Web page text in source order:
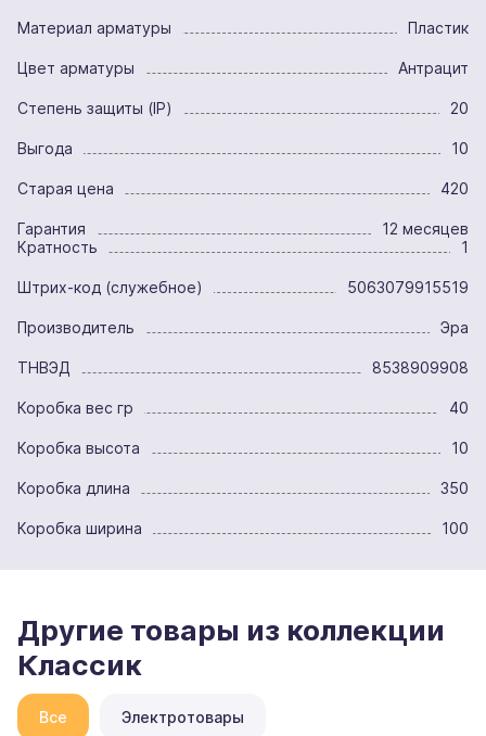
Материал арматуры Пластик
Цвет арматуры Антрацит
Степень защиты (IP) 20
Выгода 10
Старая цена 420
Гарантия
12 месяцев
Кратность
1
Штрих-код (служебное) 5063079915519
Производитель Эра
ТНВЭД 8538909908
Коробка вес гр 40
Коробка высота 10
Коробка длина 350
Коробка ширина 100
Другие товары из коллекции
Классик
Все Электротовары